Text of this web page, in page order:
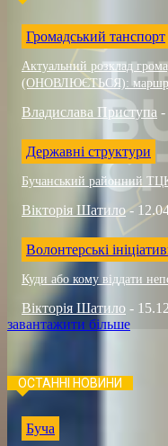
Громадський танспорт
Актуальний розклад
(ОНОВЛЮЄТЬСЯ):
Владислава Приступа -
Державні структури
Бучанський районний
Вікторія Шатило -
Волонтерські
Куди або кому віддати
Вікторія Шатило -
завантажити більше
ОСТАННІ НОВИНИ
Буча